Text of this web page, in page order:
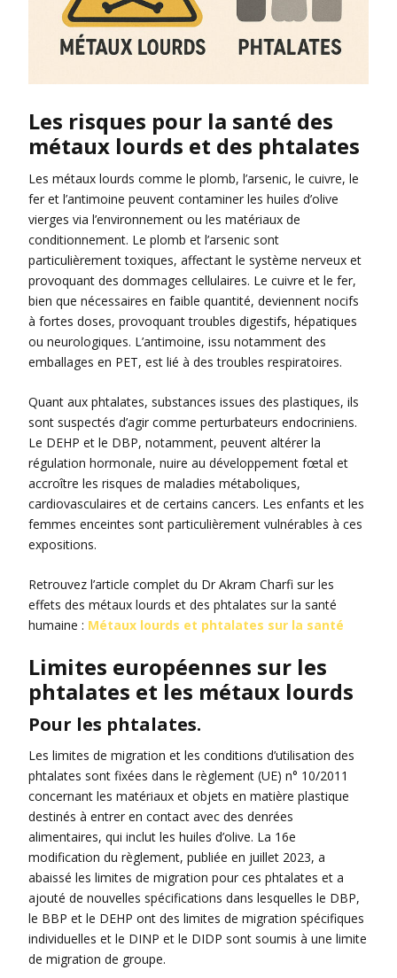
Les risques pour la santé des
métaux lourds et des phtalates
Les métaux lourds comme le plomb, l’arsenic, le cuivre, le
fer et l’antimoine peuvent contaminer les huiles d’olive
vierges via l’environnement ou les matériaux de
conditionnement. Le plomb et l’arsenic sont
particulièrement toxiques, affectant le système nerveux et
provoquant des dommages cellulaires. Le cuivre et le fer,
bien que nécessaires en faible quantité, deviennent nocifs
à fortes doses, provoquant troubles digestifs, hépatiques
ou neurologiques. L’antimoine, issu notamment des
emballages en PET, est lié à des troubles respiratoires.
Quant aux phtalates, substances issues des plastiques, ils
sont suspectés d’agir comme perturbateurs endocriniens.
Le DEHP et le DBP, notamment, peuvent altérer la
régulation hormonale, nuire au développement fœtal et
accroître les risques de maladies métaboliques,
cardiovasculaires et de certains cancers. Les enfants et les
femmes enceintes sont particulièrement vulnérables à ces
expositions.
Retrouvez l’article complet du Dr Akram Charfi sur les
effets des métaux lourds et des phtalates sur la santé
humaine : Métaux lourds et phtalates sur la santé
Limites européennes sur les
phtalates et les métaux lourds
Pour les phtalates.
Les limites de migration et les conditions d’utilisation des
phtalates sont fixées dans le règlement (UE) n° 10/2011
concernant les matériaux et objets en matière plastique
destinés à entrer en contact avec des denrées
alimentaires, qui inclut les huiles d’olive. La 16e
modification du règlement, publiée en juillet 2023, a
abaissé les limites de migration pour ces phtalates et a
ajouté de nouvelles spécifications dans lesquelles le DBP,
le BBP et le DEHP ont des limites de migration spécifiques
individuelles et le DINP et le DIDP sont soumis à une limite
de migration de groupe.